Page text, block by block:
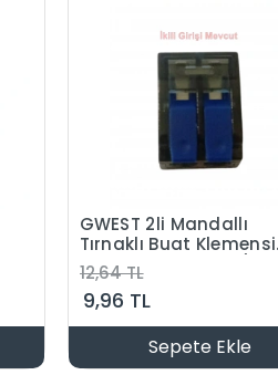
GWEST 2li Mandallı
Tırnaklı Buat Klemensi
0.14-2.5mm Arası (İkili
Buat Klemensi)
12,64 TL
9,96 TL
Sepete Ekle